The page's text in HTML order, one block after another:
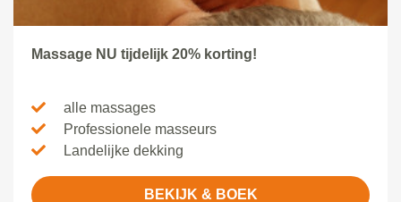
Massage NU tijdelijk 20% korting!
alle massages
Professionele masseurs
Landelijke dekking
BEKIJK & BOEK